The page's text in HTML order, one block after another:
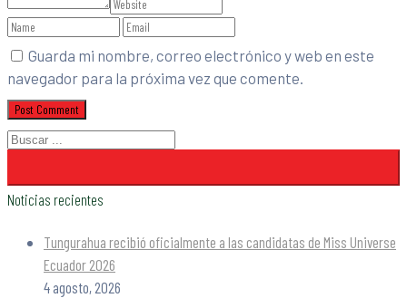
Guarda mi nombre, correo electrónico y web en este
navegador para la próxima vez que comente.
Noticias recientes
Tungurahua recibió oficialmente a las candidatas de Miss Universe
Ecuador 2026
4 agosto, 2026